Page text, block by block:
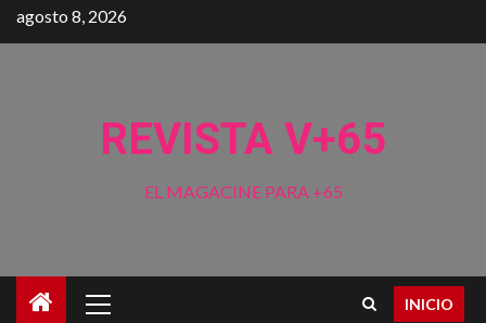
Saltar
al
agosto 8, 2026
REVISTA V+65
EL MAGACINE PARA +65
principal
INICIO